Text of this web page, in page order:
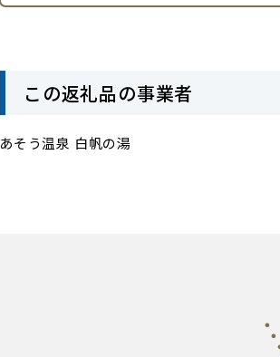
この返礼品の事業者
あそう温泉 白帆の湯